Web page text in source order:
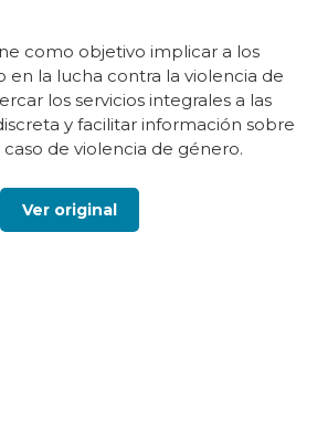
como objetivo implicar a los
en la lucha contra la violencia de
los servicios integrales a las
y facilitar información sobre
de violencia de género.
Ver original